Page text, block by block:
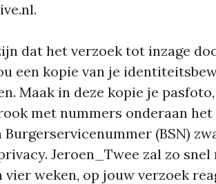
dat het verzoek tot inzage
een kopie van je
Maak in deze kopie je
met nummers onderaan
(BSN)
Jeroen_Twee zal zo
weken, op jouw verzoek